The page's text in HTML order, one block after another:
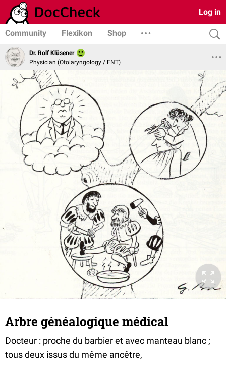
Log in
Community Flexikon Shop
Dr. Rolf Klüsener
Physician (Otolaryngology / ENT)
Arbre généalogique médical
Docteur : proche du barbier et avec manteau blanc ;
tous deux issus du même ancêtre,